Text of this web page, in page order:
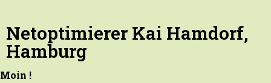
Inhalt
springen
Netoptimierer Kai Hamdorf,
Hamburg
Moin !